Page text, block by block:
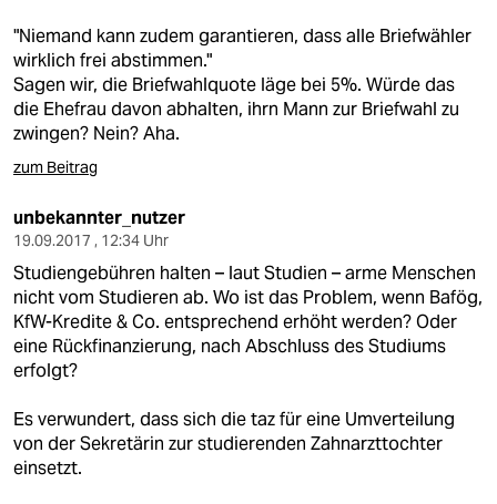
"Niemand kann zudem garantieren, dass alle Briefwähler
wirklich frei abstimmen."
Sagen wir, die Briefwahlquote läge bei 5%. Würde das
die Ehefrau davon abhalten, ihrn Mann zur Briefwahl zu
zwingen? Nein? Aha.
zum Beitrag
unbekannter_nutzer
19.09.2017 , 12:34 Uhr
Studiengebühren halten – laut Studien – arme Menschen
nicht vom Studieren ab. Wo ist das Problem, wenn Bafög,
KfW-Kredite & Co. entsprechend erhöht werden? Oder
eine Rückfinanzierung, nach Abschluss des Studiums
erfolgt?
Es verwundert, dass sich die taz für eine Umverteilung
von der Sekretärin zur studierenden Zahnarzttochter
einsetzt.